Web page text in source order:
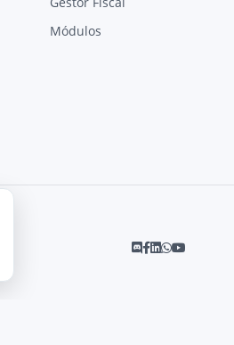
Módulos